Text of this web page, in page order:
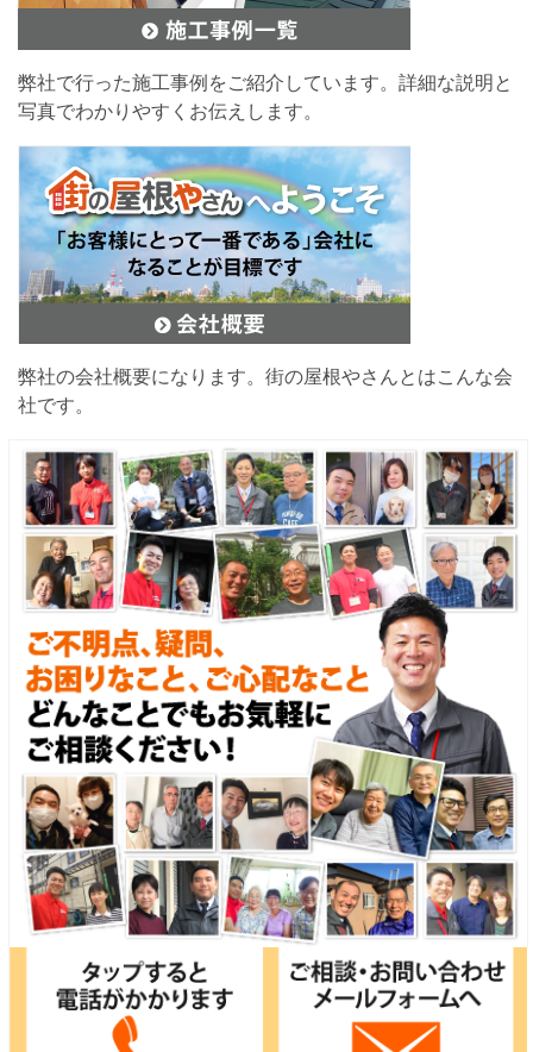
弊社で行った施工事例をご紹介しています。詳細な説明と
写真でわかりやすくお伝えします。
弊社の会社概要になります。街の屋根やさんとはこんな会
社です。